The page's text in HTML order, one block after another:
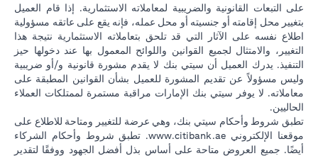
على التبعات القانونية والضريبية لمعاملاته الاستثمارية. إذا قام العميل
بتغيير محل إقامته أو جنسيته أو محل عمله، فإنه يقع على عاتقه مسؤولية
اطلاع نفسه على الآثار التي قد تلحق بتعاملاته الاستثمارية نتيجة هذا
التغيير، والامتثال لجميع القوانين واللوائح المعمول بها عند دخولها حيز
التنفيذ. يدرك العميل أن سيتي بنك لا يقدم مشورة قانونية و/أو ضريبية
وليس مسؤولاً عن تقديم المشورة للعميل بشأن القوانين المطبقة على
معاملاته. لا يوفر سيتي بنك الإمارات مراقبة مستمرة لممتلكات العملاء
الحاليين.
تطبق شروط وأحكام سيتي بنك، وهي عرضة للتغيير ومتاحة للاطلاع على
موقعنا الإلكتروني www.citibank.ae
opens in a new tab
. تطبق شروط وأحكام الشركاء
أيضًا. جميع العروض متاحة على أساس بذل أفضل الجهود ووفقًا لتقدير